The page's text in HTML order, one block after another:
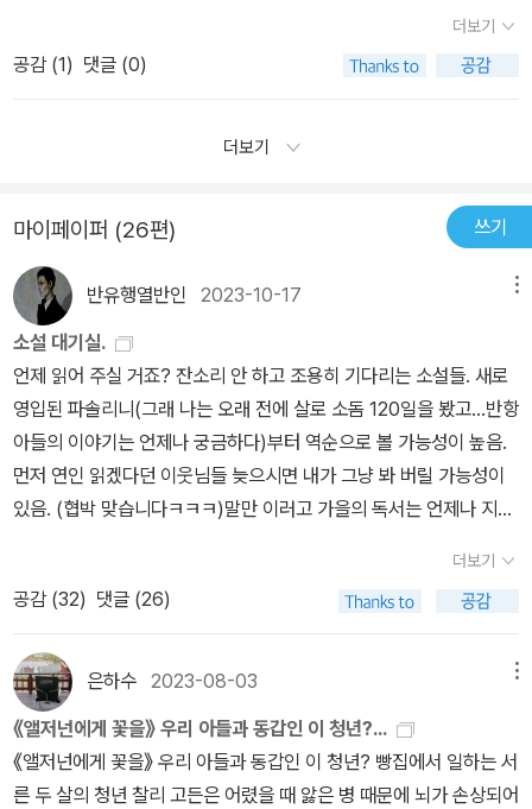
상관이 없겠지만 어제 본 <김어준의 블랙하우스>에 등장한 미국사람
어야 한다는 방식의 그럴듯한 논리가 불쑥 떠올랐다. 처음으로 읽은
이야기>와 비교하면서 읽는 재미가 대단했다. 드라마는 드라마 대로,
례다. 이번에는 아무래도 소설부터 먼저 읽고 나서 드라마를 시작해
야지 싶다.
져서 조금은 편해진다. 마지막 부분은 설정을 정리해주는 이야기가
있으므로 가능한 읽어보는게 좋을듯.
자유. 그녀는 자유에 대해 무지하지 않다. 다만 노력을 기울여 무시할
뿐이다. 그리고 자신이 얼마나 무지한지조차 알지 못할만큼 아예 무
지한 여자이기를 바란다.'하지만 어차피 나는 이 순간 속에 있고, 탈출
름과 과거로 향하는 길은 모두 잊어야 한다. 내 이름은 이제 오브프레
드러나는 부분도 있다. '달걀을 깨지 않고 오믈렛을 만들 수는 없소.
우리는 더 좋은 세상을 만들 수 있다고 생각했다오. (중략) 더 좋은 세
상이라 해서, 모두에게 더 좋으란 법은 없소. 언제나 사정이 나빠지는
사람들이 조금 있게 마련이지.'하긴, 인간이라면, 자신이 하는 일이
'더' 나은 일이라는 최소한의 편리한 확신이 없이 어떻게 그렇게 함부
로 권력을 휘두를 수 있겠는가. 주인공이 마지막까지 가지는 희망은
그냥 '사는 것'이다. 탈출을 시도하거나, 체제에 맞서 투쟁하는 주인공
이 아니다. '고통은 싫다. (중략) 어떤 식으로든, 계속 살아가고 싶다.
내 몸은 다른 사람들 마음대로 쓰라고 맡기겠다. 그들이 내 몸을 가지
지가 있는 것처럼 보이지만, 이 소설의 문장을 인용하자면 '무엇 하나
다른 것보다 나아보이지 않는' 경우가 많은 것 같다. 그런 가운데 자유
롭게 선택한다는 것은 그저 장식적인 효과일 뿐이란 생각에 갑자기
쓸쓸한 마음이 든다. 결국 큰 시대의 흐름이나 감춰져 있지만 분명히
존재하는 수많은 사회적 규제들, 타인의 시선들, 혹은 운명 같은 것들
에 너무도 쉽게 휩쓸려버리는 개인의 자유의지나 선택 따위, 빛좋은
개살구에 불과하지 않을까. 나 역시 이 소설 속 여인처럼 다른 카드를
쓰기보다는 그냥 순응하며 살기를 선택했을 것 같다. 어이없게도 이
자유주의와 페니미즘 사이의 논쟁점들이 심각하지 않고 신파나 계도
로 끝나지 않는 균형잡힌 태도가 정말 매끈해서 놀랄 수 밖에 없다. 이
한번 손에 들면 쉽게 놓지 못할 이야기들이다. 인간과 재생산에 대한
즌2의 각본을 원작자가 직접 집필할거라는 소문도 돌아서 드라마까
지 엄청 기대하게 만들고 있다... 하아!“그때 우리가 그렇게 살았던
가? 하지만 우리는 평상시처럼 살았다. 다들 대개는 그렇기 마련이
다. 무슨 일이 일어나든 평상시와 다름없이. 심지어 지금도 평상시와
다름없이 살고 있는 거니까.우리는 평상시와 다름없이, 무시하며 살
았다. 무시한다는 건 무지와 달리, 노력해야 하는 일이다.즉시 변화하
는 건 아무것도 없다. 천천히 데워지는 목욕물처럼 자기도 모르게 끓
는 물에 익어 죽어 버리는 거다. 물론 신문에는 많은 뉴스가 있었다.
도랑이나 숲에서 발견된 시체들, 둔기에 맞아죽거나 사지가 절단되거
나, 속된 말로 성폭행당한 시체들. 하지만 그건 다 다른 여자들이었다.
더보기
공감 (1) 댓글 (0)
더보기
마이페이퍼 (26편) 쓰기
반유행열반인 2023-10-17
소설 대기실.
언제 읽어 주실 거죠? 잔소리 안 하고 조용히 기다리는 소설들. 새로
영입된 파솔리니(그래 나는 오래 전에 살로 소돔 120일을 봤고...반항
아들의 이야기는 언제나 궁금하다)부터 역순으로 볼 가능성이 높음.
먼저 연인 읽겠다던 이웃님들 늦으시면 내가 그냥 봐 버릴 가능성이
있음. (협박 맞습니다ㅋㅋㅋ)말만 이러고 가을의 독서는 언제나 지지
더보기
공감 (32) 댓글 (26)
은하수 2023-08-03
《앨저넌에게 꽃을》 우리 아들과 동갑인 이 청년?...
《앨저넌에게 꽃을》 우리 아들과 동갑인 이 청년? 빵집에서 일하는 서
른 두 살의 청년 찰리 고든은 어렸을 때 앓은 병 때문에 뇌가 손상되어